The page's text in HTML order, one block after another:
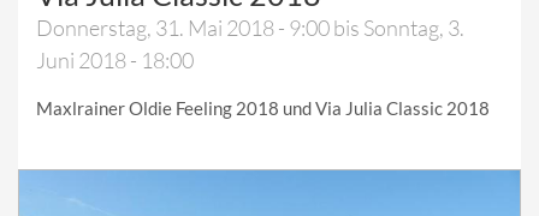
Donnerstag, 31. Mai 2018 - 9:00bis Sonntag, 3.
Juni 2018 - 18:00
Maxlrainer Oldie Feeling 2018 und Via Julia Classic 2018